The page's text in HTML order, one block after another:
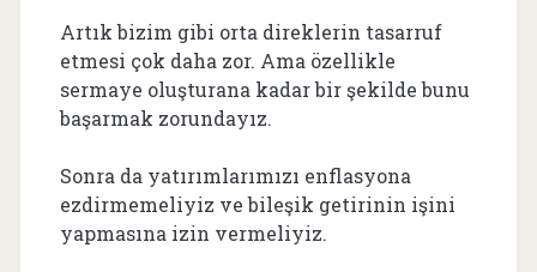
Artık bizim gibi orta direklerin tasarruf
etmesi çok daha zor. Ama özellikle
sermaye oluşturana kadar bir şekilde bunu
başarmak zorundayız.
Sonra da yatırımlarımızı enflasyona
ezdirmemeliyiz ve bileşik getirinin işini
yapmasına izin vermeliyiz.